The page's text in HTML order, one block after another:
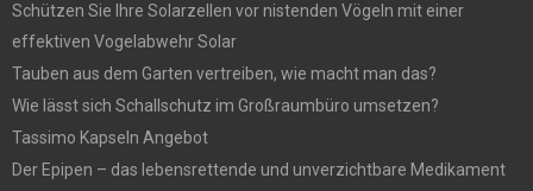
Schützen Sie Ihre Solarzellen vor nistenden Vögeln mit einer
effektiven Vogelabwehr Solar
Tauben aus dem Garten vertreiben, wie macht man das?
Wie lässt sich Schallschutz im Großraumbüro umsetzen?
Tassimo Kapseln Angebot
Der Epipen – das lebensrettende und unverzichtbare Medikament